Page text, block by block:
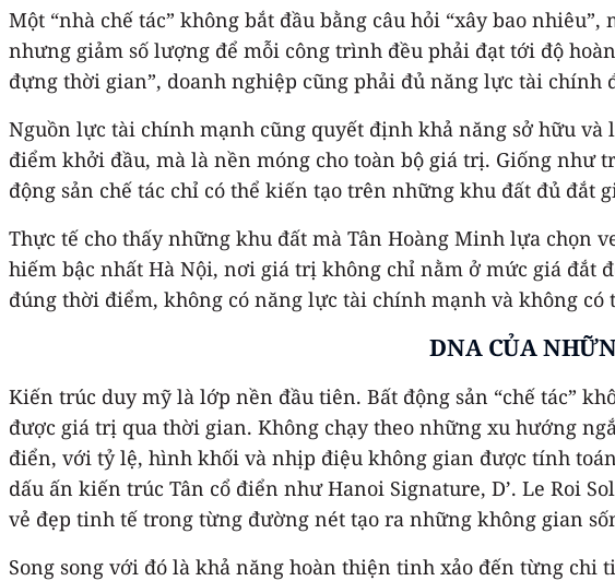
Một “nhà chế tác” không bắt đầu bằng câu hỏi “xây bao
nhưng giảm số lượng để mỗi công trình đều phải đạt tới độ
đựng thời gian”, doanh nghiệp cũng phải đủ năng lực tài
Nguồn lực tài chính mạnh cũng quyết định khả năng sở hữu
điểm khởi đầu, mà là nền móng cho toàn bộ giá trị. Giống như
động sản chế tác chỉ có thể kiến tạo trên những khu đất đủ
Thực tế cho thấy những khu đất mà Tân Hoàng Minh lựa chọn
hiếm bậc nhất Hà Nội, nơi giá trị không chỉ nằm ở mức giá đắt
đúng thời điểm, không có năng lực tài chính mạnh và không
DNA CỦA
Kiến trúc duy mỹ là lớp nền đầu tiên. Bất động sản “chế tác”
được giá trị qua thời gian. Không chạy theo những xu hướng
điển, với tỷ lệ, hình khối và nhịp điệu không gian được tính
dấu ấn kiến trúc Tân cổ điển như Hanoi Signature, D’. Le Roi
vẻ đẹp tinh tế trong từng đường nét tạo ra những không gian
Song song với đó là khả năng hoàn thiện tinh xảo đến từng